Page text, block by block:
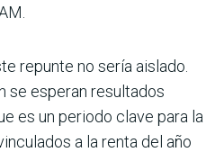
repunte no sería aislado.
se esperan resultados
es un periodo clave para la
a la renta del año